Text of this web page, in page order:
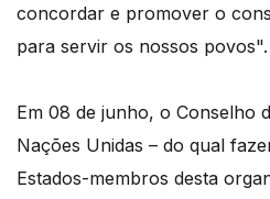
concordar e promover o
para servir os nossos povos".
Em 08 de junho, o Conselho
Nações Unidas – do qual
Estados-membros desta